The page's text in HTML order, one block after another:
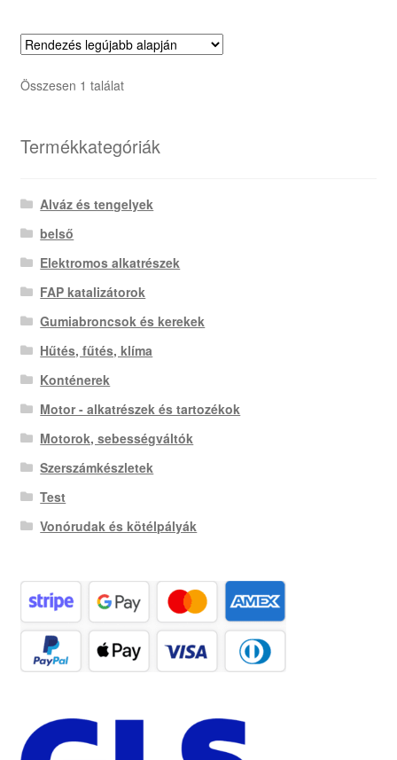
Összesen 1 találat
Termékkategóriák
Alváz és tengelyek
belső
Elektromos alkatrészek
FAP katalizátorok
Gumiabroncsok és kerekek
Hűtés, fűtés, klíma
Konténerek
Motor - alkatrészek és tartozékok
Motorok, sebességváltók
Szerszámkészletek
Test
Vonórudak és kötélpályák